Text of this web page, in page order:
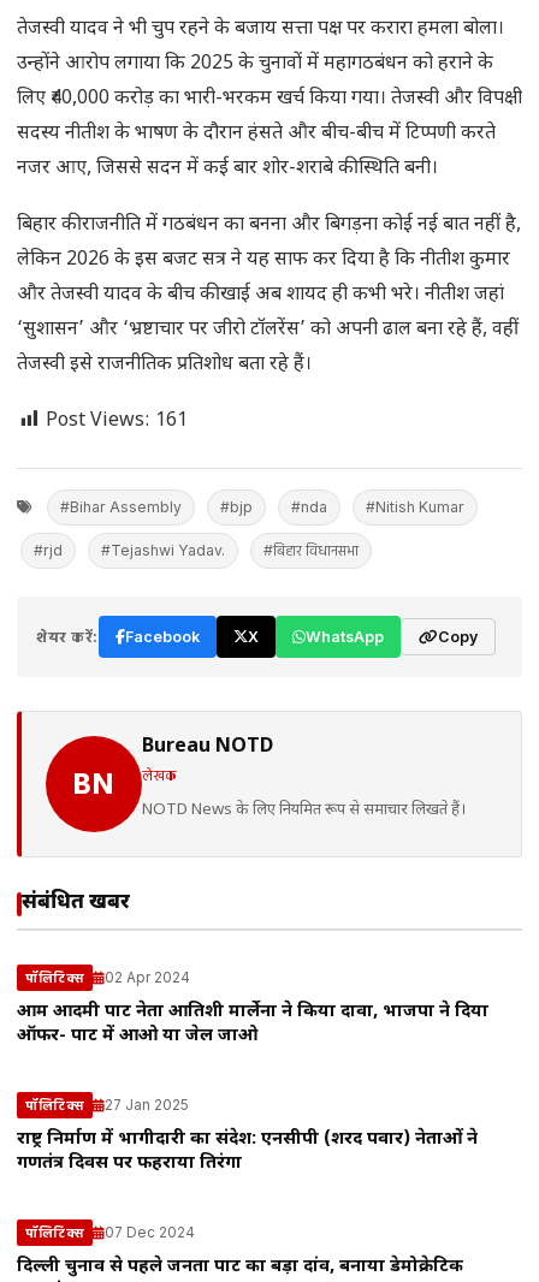
तेजस्वी यादव ने भी चुप रहने के बजाय सत्ता पक्ष पर करारा हमला बोला।
उन्होंने आरोप लगाया कि 2025 के चुनावों में महागठबंधन को हराने के
लिए ₹40,000 करोड़ का भारी-भरकम खर्च किया गया। तेजस्वी और विपक्षी
सदस्य नीतीश के भाषण के दौरान हंसते और बीच-बीच में टिप्पणी करते
नजर आए, जिससे सदन में कई बार शोर-शराबे की स्थिति बनी।
बिहार की राजनीति में गठबंधन का बनना और बिगड़ना कोई नई बात नहीं है,
लेकिन 2026 के इस बजट सत्र ने यह साफ कर दिया है कि नीतीश कुमार
और तेजस्वी यादव के बीच की खाई अब शायद ही कभी भरे। नीतीश जहां
‘सुशासन’ और ‘भ्रष्टाचार पर जीरो टॉलरेंस’ को अपनी ढाल बना रहे हैं, वहीं
तेजस्वी इसे राजनीतिक प्रतिशोध बता रहे हैं।
Post Views: 161
#Bihar Assembly #bjp #nda #Nitish Kumar
#rjd #Tejashwi Yadav. #बिहार विधानसभा
शेयर करें: Facebook X WhatsApp Copy
BN
Bureau NOTD
लेखक
NOTD News के लिए नियमित रूप से समाचार लिखते हैं।
संबंधित खबरें
पॉलिटिक्स 02 Apr 2024
आम आदमी पार्टी नेता आतिशी मार्लेना ने किया दावा, भाजपा ने दिया
ऑफर- पार्टी में आओ या जेल जाओ
पॉलिटिक्स 27 Jan 2025
राष्ट्र निर्माण में भागीदारी का संदेश: एनसीपी (शरद पवार) नेताओं ने
गणतंत्र दिवस पर फहराया तिरंगा
पॉलिटिक्स 07 Dec 2024
दिल्ली चुनाव से पहले जनता पार्टी का बड़ा दांव, बनाया डेमोक्रेटिक